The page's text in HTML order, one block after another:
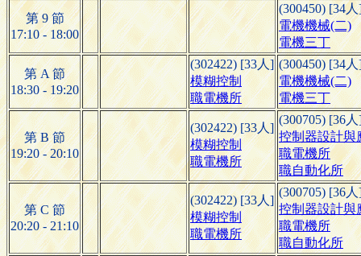
第 9 節
17:10 - 18:00
(300450) [34
電機機械(二)
電機三丁
第 A 節
18:30 - 19:20
(302422) [33人]
模糊控制
職電機所
(300450) [34
電機機械(二)
電機三丁
第 B 節
19:20 - 20:10
(302422) [33人]
模糊控制
職電機所
(300705) [36
控制器設計與
職電機所
職自動化所
第 C 節
20:20 - 21:10
(302422) [33人]
模糊控制
職電機所
(300705) [36
控制器設計與
職電機所
職自動化所